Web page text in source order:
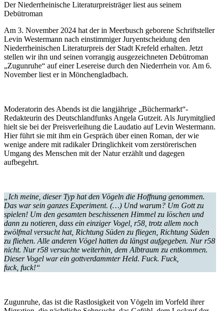
Der Niederrheinische Literaturpreisträger liest aus seinem
Debütroman
Am 3. November 2024 hat der in Meerbusch geborene Schriftsteller
Levin Westermann nach einstimmiger Juryentscheidung den
Niederrheinischen Literaturpreis der Stadt Krefeld erhalten. Jetzt
stellen wir ihn und seinen vorrangig ausgezeichneten Debütroman
„Zugunruhe“ auf einer Lesereise durch den Niederrhein vor. Am 6.
November liest er in Mönchengladbach.
Moderatorin des Abends ist die langjährige „Büchermarkt“-
Redakteurin des Deutschlandfunks Angela Gutzeit. Als Jurymitglied
hielt sie bei der Preisverleihung die Laudatio auf Levin Westermann.
Hier führt sie mit ihm ein Gespräch über einen Roman, der wie
wenige andere mit radikaler Dringlichkeit vom zerstörerischen
Umgang des Menschen mit der Natur erzählt und dagegen
aufbegehrt.
„Ich meine, dieser Typ hat den Vögeln die Hoffnung genommen.
Das war sein ganzes Experiment. (…) Und warum? Um Gott zu
spielen! Um den gesamten beschissenen Himmel zu löschen und
dann zu notieren, dass ein einziger Vogel, r58, trotz allem noch
zwölfmal versucht hat, Richtung Süden zu fliegen, Richtung Süden
zu fliehen. Alle anderen Vögel hatten da längst aufgegeben. Nur r58
nicht. Nur r58 versuchte weiterhin, dem Albtraum zu entkommen.
Dieser Vogel war ein gottverdammter Held. Fuck. Fuck,
fuck, fuck!“
Zugunruhe, das ist die Rastlosigkeit von Vögeln im Vorfeld ihrer